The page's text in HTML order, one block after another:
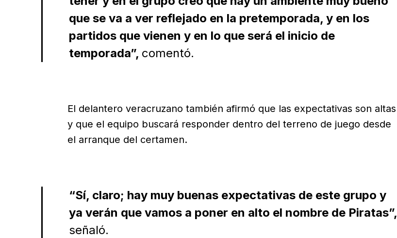
que se va a ver reflejado en la pretemporada, y en los
partidos que vienen y en lo que será el inicio de
temporada”, comentó.
El delantero veracruzano también afirmó que las expectativas son altas
y que el equipo buscará responder dentro del terreno de juego desde
el arranque del certamen.
“Sí, claro; hay muy buenas expectativas de este grupo y
ya verán que vamos a poner en alto el nombre de Piratas”,
señaló.